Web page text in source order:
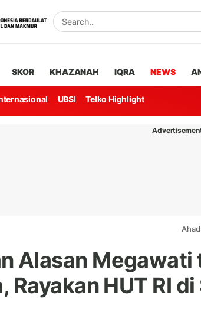
SKOR KHAZANAH IQRA NEWS
UBSI Telko Highlight
Alasan Megawati
Rayakan HUT RI